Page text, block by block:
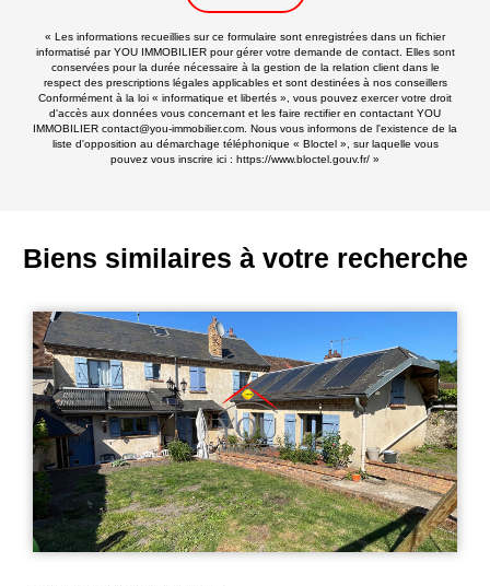
« Les informations recueillies sur ce formulaire sont enregistrées dans un fichier
informatisé par YOU IMMOBILIER pour gérer votre demande de contact. Elles sont
conservées pour la durée nécessaire à la gestion de la relation client dans le
respect des prescriptions légales applicables et sont destinées à nos conseillers
Conformément à la loi « informatique et libertés », vous pouvez exercer votre droit
d'accès aux données vous concernant et les faire rectifier en contactant YOU
IMMOBILIER contact@you-immobilier.com. Nous vous informons de l'existence de la
liste d'opposition au démarchage téléphonique « Bloctel », sur laquelle vous
pouvez vous inscrire ici : https://www.bloctel.gouv.fr/ »
Biens similaires à votre recherche